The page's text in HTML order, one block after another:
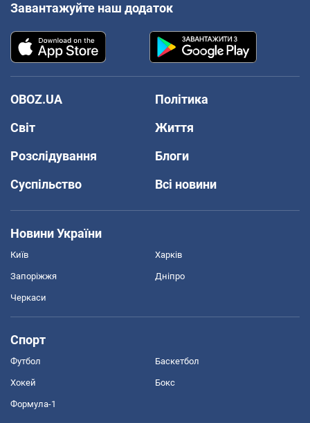
Завантажуйте наш додаток
OBOZ.UA
Політика
Світ
Життя
Розслідування
Блоги
Суспільство
Всі новини
Новини України
Київ Харків
Запоріжжя Дніпро
Черкаси
Спорт
Футбол Баскетбол
Хокей Бокс
Формула-1